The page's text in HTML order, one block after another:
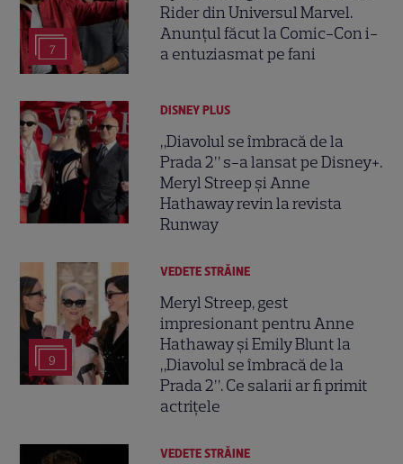
7
Rider din Universul Marvel.
Anunțul făcut la Comic-Con i-
a entuziasmat pe fani
DISNEY PLUS
„Diavolul se îmbracă de la
Prada 2” s-a lansat pe Disney+.
Meryl Streep și Anne
Hathaway revin la revista
Runway
9
VEDETE STRĂINE
Meryl Streep, gest
impresionant pentru Anne
Hathaway și Emily Blunt la
„Diavolul se îmbracă de la
Prada 2”. Ce salarii ar fi primit
actrițele
VEDETE STRĂINE